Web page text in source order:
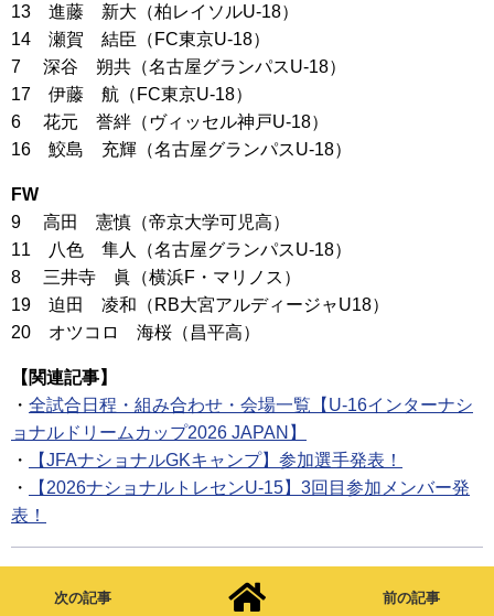
13 進藤 新大（柏レイソルU-18）
14 瀬賀 結臣（FC東京U-18）
7 深谷 朔共（名古屋グランパスU-18）
17 伊藤 航（FC東京U-18）
6 花元 誉絆（ヴィッセル神戸U-18）
16 鮫島 充輝（名古屋グランパスU-18）
FW
9 高田 憲慎（帝京大学可児高）
11 八色 隼人（名古屋グランパスU-18）
8 三井寺 眞（横浜F・マリノス）
19 迫田 凌和（RB大宮アルディージャU18）
20 オツコロ 海桜（昌平高）
【関連記事】
・ 全試合日程・組み合わせ・会場一覧【U-16インターナシ
ョナルドリームカップ2026 JAPAN】
・
【JFAナショナルGKキャンプ】参加選手発表！
・
【2026ナショナルトレセンU-15】3回目参加メンバー発
表！
次の記事 前の記事